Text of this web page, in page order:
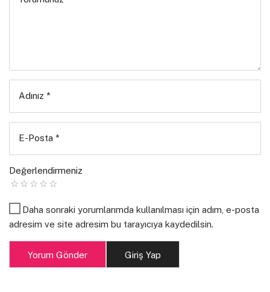
Adınız *
E-Posta *
Değerlendirmeniz
Daha sonraki yorumlarımda kullanılması için adım, e-posta
adresim ve site adresim bu tarayıcıya kaydedilsin.
Yorum Gönder Giriş Yap